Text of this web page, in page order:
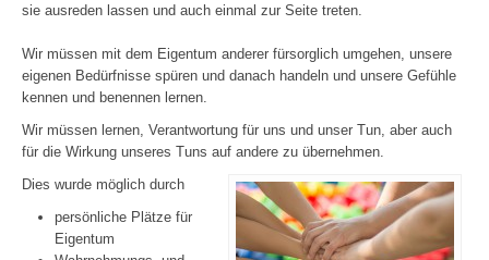
sie ausreden lassen und auch einmal zur Seite treten.
Wir müssen mit dem Eigentum anderer fürsorglich umgehen, unsere
eigenen Bedürfnisse spüren und danach handeln und unsere Gefühle
kennen und benennen lernen.
Wir müssen lernen, Verantwortung für uns und unser Tun, aber auch
für die Wirkung unseres Tuns auf andere zu übernehmen.
Dies wurde möglich durch
persönliche Plätze für
Eigentum